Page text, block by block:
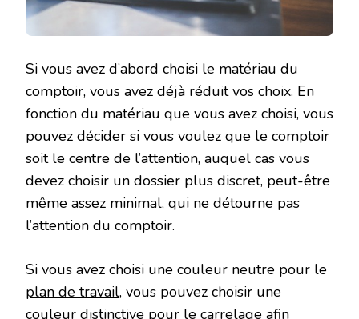
Si vous avez d’abord choisi le matériau du
comptoir, vous avez déjà réduit vos choix. En
fonction du matériau que vous avez choisi, vous
pouvez décider si vous voulez que le comptoir
soit le centre de l’attention, auquel cas vous
devez choisir un dossier plus discret, peut-être
même assez minimal, qui ne détourne pas
l’attention du comptoir.
Si vous avez choisi une couleur neutre pour le
plan de travail, vous pouvez choisir une
couleur distinctive pour le carrelage afin